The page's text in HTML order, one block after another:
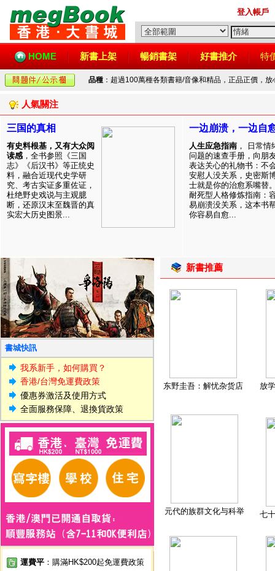
登入帳戶
HOME 新書上架 暢銷書架 好書推介 特
品種 ：超過100萬種各類書籍/音像和精品，正品正價，
人氣關注
三国的真相
有史料根基，又有大众阅
读感 ，全书参照《三国
志》《后汉书》等正统史
料，融合近现代史学研
究、考古实证多重佐证，
杜绝野史戏说与主观臆
断，还原汉末至魏晋的真
实宏大历史图景...
一边崩溃，一边自
人生应急指南 ， 日常情
问题的速查手册，向朋
表达关心的礼物书：不
安慰人没关系，史密斯
士就是你的治愈系嘴替
耐死型人格修炼指南：
易崩溃没关系，这本书
你容易自愈...
書城快訊
我系新手，如何購買？
香港/台灣免運費政策
優惠券激活及使用方式
全面服務保障、退換貨政策
運費平 ：購滿HK$200起免運費政策
新書推薦
东野圭吾：解忧杂货店 放
元代的族群文化与科举 七